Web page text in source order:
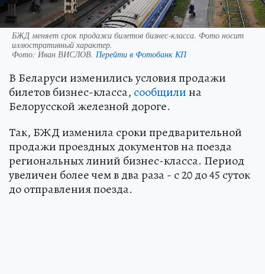
БЖД меняет срок продажи билетов бизнес‑класса. Фото носит
иллюстративный характер.
Фото: Иван ВИСЛОВ. Перейти в Фотобанк КП
В Беларуси изменились условия продажи
билетов бизнес-класса, сообщилина
Белорусской железной дороге.
Так, БЖД изменила сроки предварительной
продажи проездных документов на поезда
региональных линий бизнес-класса. Период
увеличен более чем в два раза - с 20 до 45 суток
до отправления поезда.